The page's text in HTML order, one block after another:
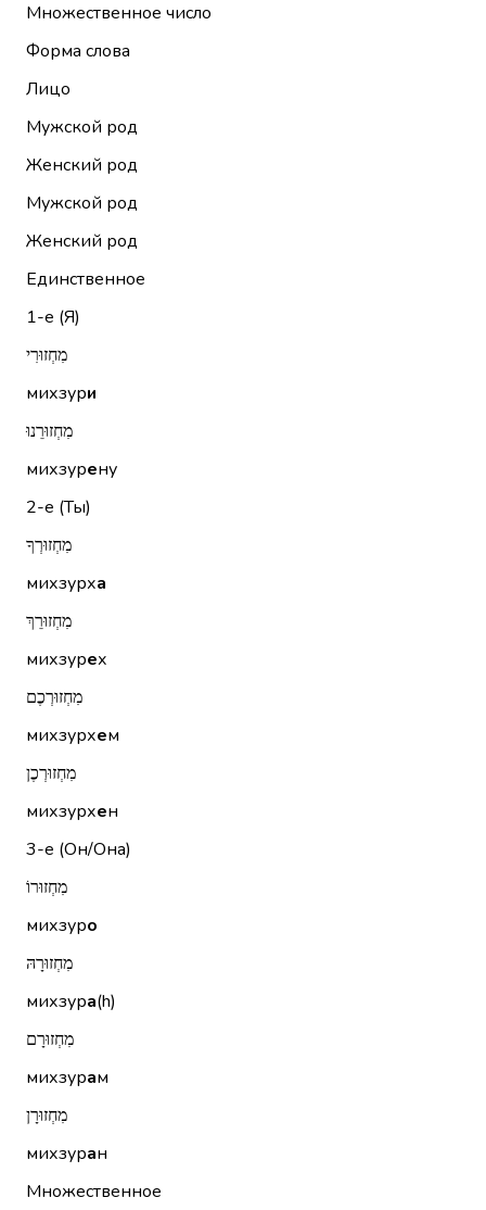
Множественное число
Форма слова
Лицо
Мужской род
Женский род
Мужской род
Женский род
Единственное
1-е (Я)
מִחְזוּרִי
михзури
מִחְזוּרֵנוּ
михзурену
2-е (Ты)
מִחְזוּרְךָ
михзурха
מִחְזוּרֵךְ
михзурех
מִחְזוּרְכֶם
михзурхем
מִחְזוּרְכֶן
михзурхен
3-е (Он/Она)
מִחְזוּרוֹ
михзуро
מִחְזוּרָהּ
михзура(h)
מִחְזוּרָם
михзурам
מִחְזוּרָן
михзуран
Множественное